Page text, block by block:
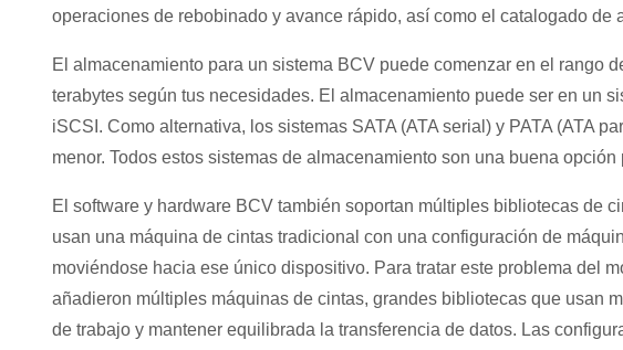
operaciones de rebobinado y avance rápido, así como el catalogado de
El almacenamiento para un sistema BCV puede comenzar en el rango
terabytes según tus necesidades. El almacenamiento puede ser en un
iSCSI. Como alternativa, los sistemas SATA (ATA serial) y PATA (ATA
menor. Todos estos sistemas de almacenamiento son una buena
El software y hardware BCV también soportan múltiples bibliotecas de
usan una máquina de cintas tradicional con una configuración de
moviéndose hacia ese único dispositivo. Para tratar este problema del
añadieron múltiples máquinas de cintas, grandes bibliotecas que usan
de trabajo y mantener equilibrada la transferencia de datos. Las